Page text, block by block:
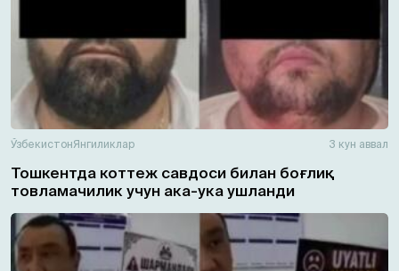
ЎзбекистонЯнгиликлар 3 кун аввал
Тошкентда коттеж савдоси билан боғлиқ
товламачилик учун ака-ука ушланди